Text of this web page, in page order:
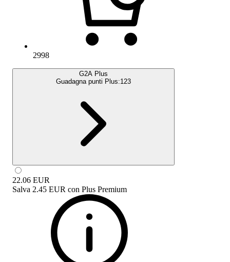
2998
G2A Plus
Guadagna punti Plus:123
22.06 EUR
Salva 2.45 EUR con Plus Premium